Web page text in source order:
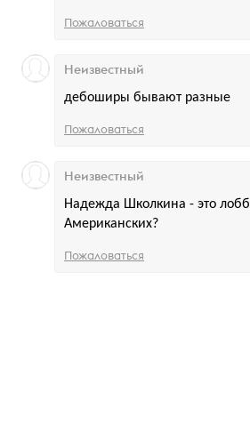
Пожаловаться
дебоширы бывают разные
Неизвестный
Пожаловаться
Надежда Школкина - это
Американских?
Неизвестный
Пожаловаться